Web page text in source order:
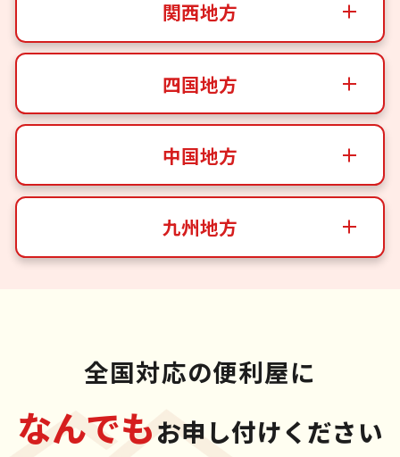
関西地方
四国地方
中国地方
九州地方
全国対応の便利屋に
なんでもお申し付けください